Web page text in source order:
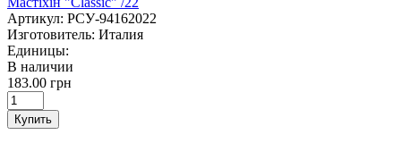
Артикул: РСУ-94162022
Изготовитель: Италия
Единицы:
В наличии
183.00 грн
Купить